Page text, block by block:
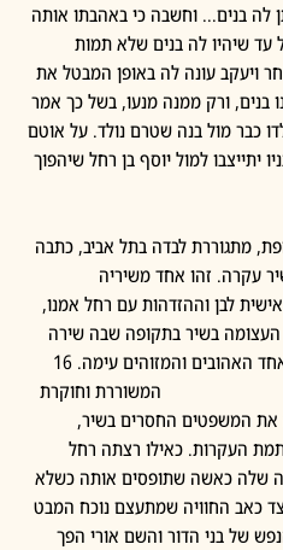
לה בנים... וחשבה כי באהבתו אותה
עד שיהיו לה בנים שלא תמות
ויעקב עונה לה באופן המבטל את
בנים, ורק ממנה מנעו, בשל כך אמר
כבר מול בנה שטרם נולד. על אוטם
יתייצבו למול יוסף בן רחל שיהפוך
מתגוררת לבדה בתל אביב, כתבה
עקרה. זהו אחד משיריה
לבן וההזדהות עם רחל אמנו,
בשיר בתקופה שבה שירה
המשוררת וחוקרת
את המשפטים החסרים בשיר,
העקרות. כאילו רצתה רחל
שלה כאשה שתופסים אותה כשלא
כאב החוויה שמתעצם נוכח המבט
של בני הדור והשם אורי הפך